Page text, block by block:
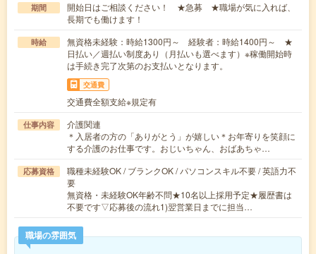
期間
開始日はご相談ください！ ★急募 ★職場が気に入れば、
長期でも働けます！
時給
無資格未経験：時給1300円～ 経験者：時給1400円～ ★
日払い／週払い制度あり（月払いも選べます）※稼働開始時
は手続き完了次第のお支払いとなります。
交通費
交通費全額支給※規定有
仕事内容
介護関連
＊入居者の方の「ありがとう」が嬉しい＊お年寄りを笑顔に
する介護のお仕事です。おじいちゃん、おばあちゃ…
応募資格
職種未経験OK / ブランクOK / パソコンスキル不要 / 英語力不
要
無資格・未経験OK年齢不問★10名以上採用予定★履歴書は
不要です▽応募後の流れ1)翌営業日までに担当…
職場の雰囲気